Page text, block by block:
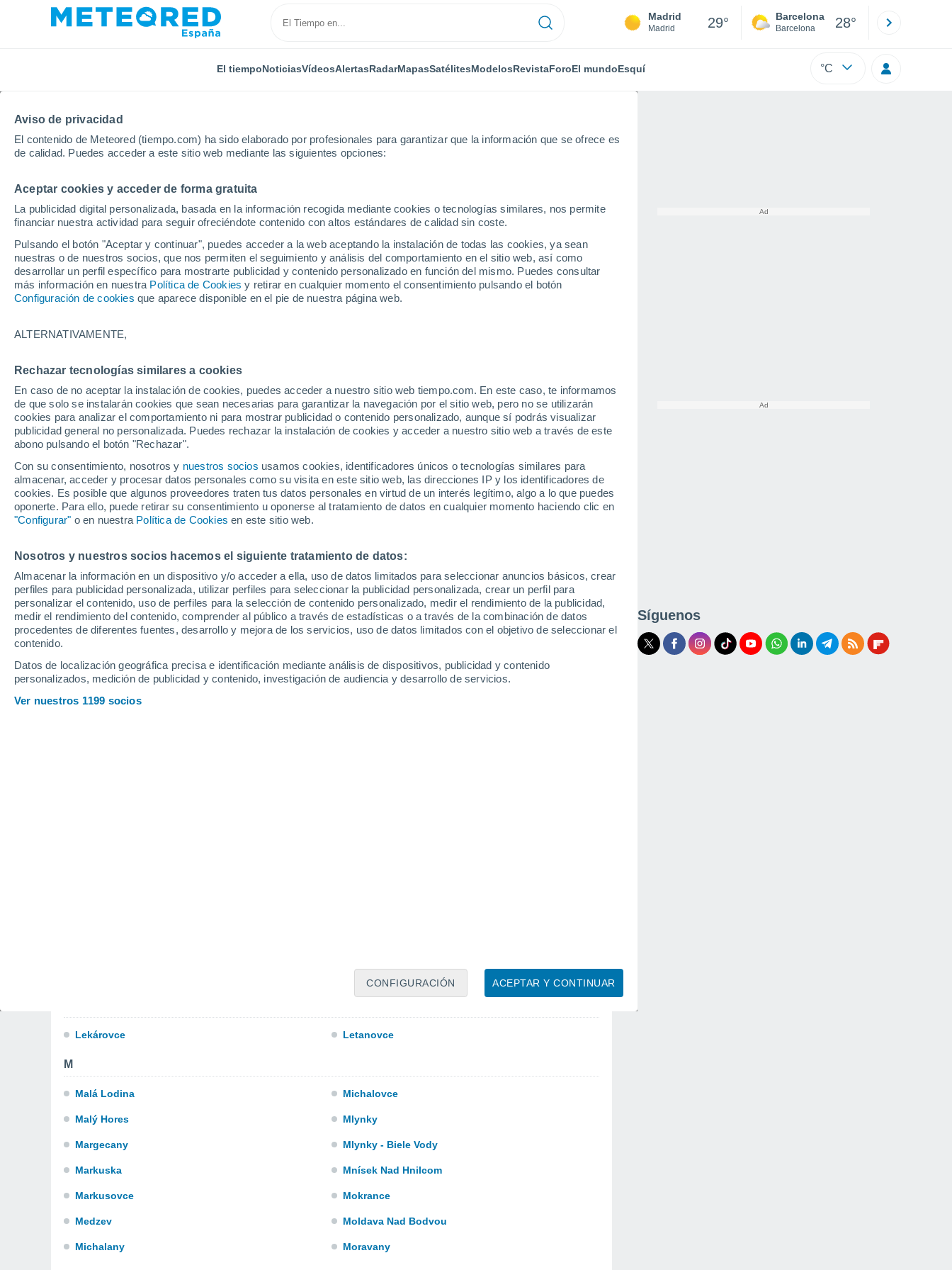
Aviso de privacidad
El contenido de Meteored (tiempo.com) ha sido elaborado por profesionales para garantizar que la información que se ofrece es
de calidad. Puedes acceder a este sitio web mediante las siguientes opciones:
Aceptar cookies y acceder de forma gratuita
La publicidad digital personalizada, basada en la información recogida mediante cookies o tecnologías similares, nos permite
financiar nuestra actividad para seguir ofreciéndote contenido con altos estándares de calidad sin coste.
Pulsando el botón "Aceptar y continuar", puedes acceder a la web aceptando la instalación de todas las cookies, ya sean
nuestras o de nuestros socios, que nos permiten el seguimiento y análisis del comportamiento en el sitio web, así como
desarrollar un perfil específico para mostrarte publicidad y contenido personalizado en función del mismo. Puedes consultar
más información en nuestra Política de Cookies y retirar en cualquier momento el consentimiento pulsando el botón
Configuración de cookies que aparece disponible en el pie de nuestra página web.
ALTERNATIVAMENTE,
Rechazar tecnologías similares a cookies
En caso de no aceptar la instalación de cookies, puedes acceder a nuestro sitio web tiempo.com. En este caso, te informamos
de que solo se instalarán cookies que sean necesarias para garantizar la navegación por el sitio web, pero no se utilizarán
cookies para analizar el comportamiento ni para mostrar publicidad o contenido personalizado, aunque sí podrás visualizar
publicidad general no personalizada. Puedes rechazar la instalación de cookies y acceder a nuestro sitio web a través de este
abono pulsando el botón "Rechazar".
Con su consentimiento, nosotros y nuestros socios usamos cookies, identificadores únicos o tecnologías similares para
almacenar, acceder y procesar datos personales como su visita en este sitio web, las direcciones IP y los identificadores de
cookies. Es posible que algunos proveedores traten tus datos personales en virtud de un interés legítimo, algo a lo que puedes
oponerte. Para ello, puede retirar su consentimiento u oponerse al tratamiento de datos en cualquier momento haciendo clic en
"Configurar" o en nuestra Política de Cookies en este sitio web.
Nosotros y nuestros socios hacemos el siguiente tratamiento de datos:
Almacenar la información en un dispositivo y/o acceder a ella, uso de datos limitados para seleccionar anuncios básicos, crear
perfiles para publicidad personalizada, utilizar perfiles para seleccionar la publicidad personalizada, crear un perfil para
personalizar el contenido, uso de perfiles para la selección de contenido personalizado, medir el rendimiento de la publicidad,
medir el rendimiento del contenido, comprender al público a través de estadísticas o a través de la combinación de datos
procedentes de diferentes fuentes, desarrollo y mejora de los servicios, uso de datos limitados con el objetivo de seleccionar el
contenido.
Datos de localización geográfica precisa e identificación mediante análisis de dispositivos, publicidad y contenido
personalizados, medición de publicidad y contenido, investigación de audiencia y desarrollo de servicios.
Ver nuestros 1199 socios
ACEPTAR Y CONTINUAR
CONFIGURACIÓN
Madrid
Madrid 29° Barcelona
Barcelona 28°
El tiempoNoticiasVídeosAlertasRadarMapasSatélitesModelosRevistaForoEl mundoEsquí °C
Inicio Eslovaquia Región de Košice
El tiempo en todas las ciudades de la Región
de Košice
Todas las localidades de la Región de Košice
Jablonov Nad Turòou
Jaklovce
Janík
Jovsa
K
Kaluza
Kazimír
Kecerovský Lipovec
Kluknava
Kocelovce
Kojsov
Kosice
Kosice - Saca
Kosice - Sebastovce
Kosice - Sídlisko Tahanovce
Kosice - Staré Mesto
Kosice - Tahanovce
Kosice - Západ
Lekárovce Letanovce
M
Malá Lodina
Malý Hores
Margecany
Markuska
Markusovce
Medzev
Michalany
Michalovce
Mlynky
Mlynky - Biele Vody
Mnísek Nad Hnilcom
Mokrance
Moldava Nad Bodvou
Moravany
Síguenos